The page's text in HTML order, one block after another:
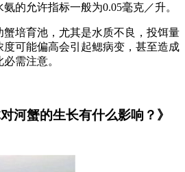
的允许指标一般为0.05毫克／升。
培育池，尤其是水质不良，投饵量
可能偏高会引起鳃病变，甚至造成
需注意。
河蟹的生长有什么影响？》